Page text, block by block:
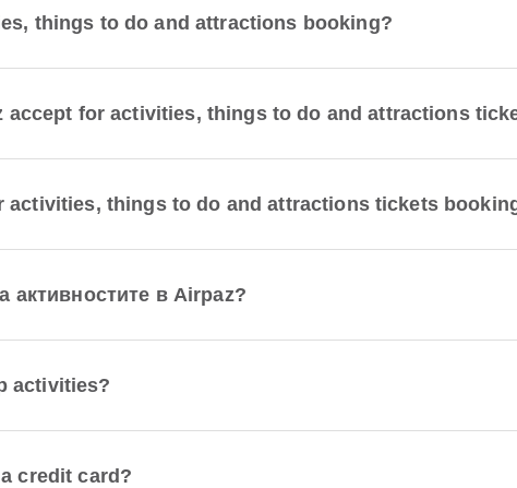
things to do and attractions booking?
accept for activities, things to do and attractions
activities, things to do and attractions tickets
активностите в Airpaz?
activities?
credit card?